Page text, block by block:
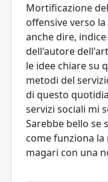
Mortificazione
offensive verso
anche dire,
dell'autore
le idee chiare su
metodi del
di questo
servizi sociali mi
Sarebbe bello se
come funziona
magari con una